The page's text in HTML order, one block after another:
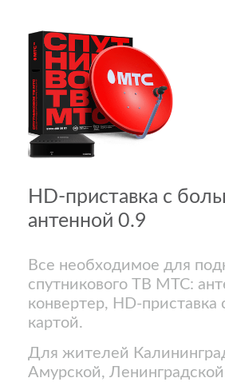
HD-приставка с
антенной 0.9
Все необходимое для
спутникового ТВ МТС:
конвертер, HD-приставка
картой.
Для жителей
Амурской,